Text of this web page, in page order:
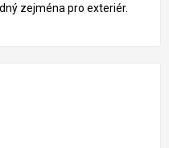
zejména pro exteriér.